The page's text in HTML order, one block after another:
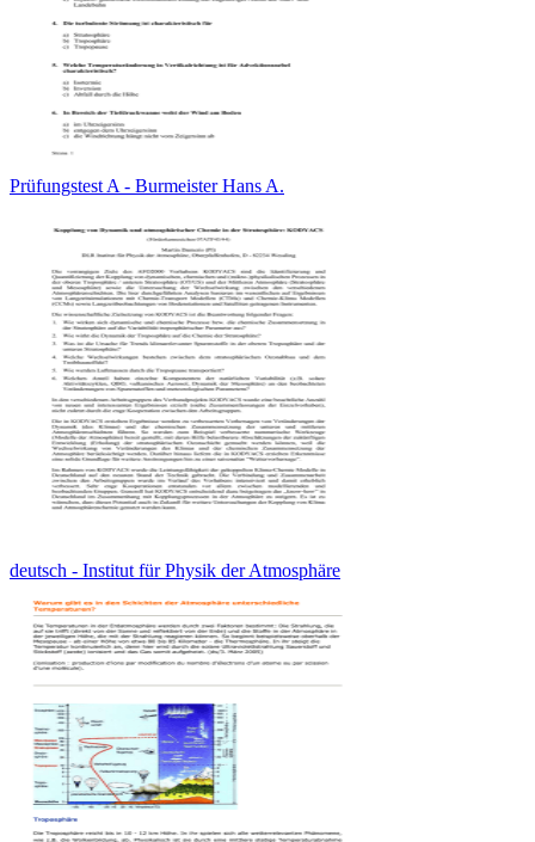
Prüfungstest A - Burmeister Hans A.
deutsch - Institut für Physik der Atmosphäre